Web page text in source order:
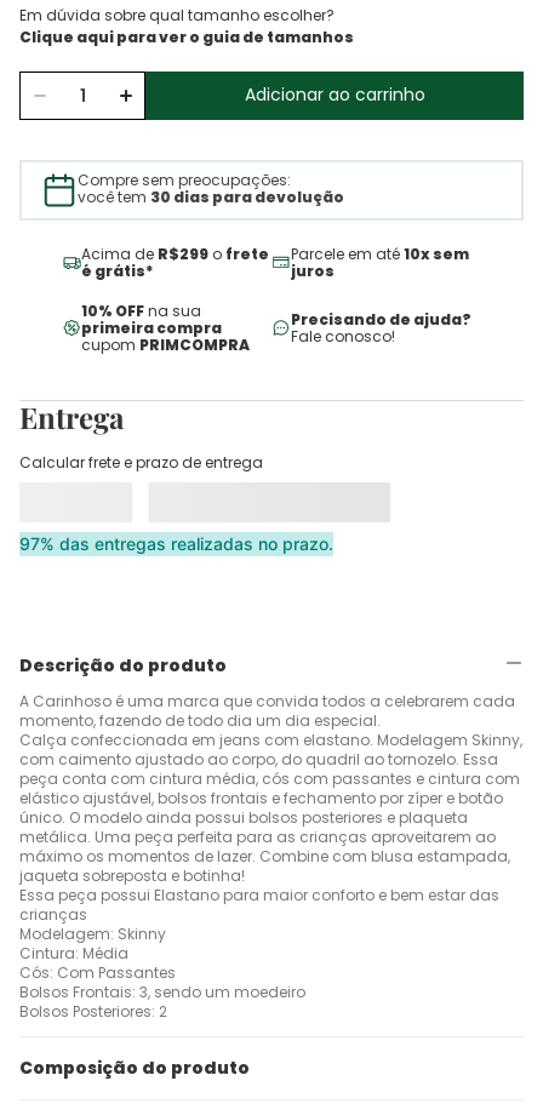
Em dúvida sobre qual tamanho escolher?
Adicionar ao carrinho
Compre sem preocupações:
você tem 30 dias para devolução
Acima de R$299 o frete
é grátis*
Parcele em até10x sem
juros
10% OFFna sua
primeira compra
cupom PRIMCOMPRA
Precisando de ajuda?
Fale conosco!
Entrega
Calcular frete e prazo de entrega
97% das entregas realizadas no prazo.
Descrição do produto
A Carinhoso é uma marca que convida todos a celebrarem cada
momento, fazendo de todo dia um dia especial.
Calça confeccionada em jeans com elastano. Modelagem Skinny,
com caimento ajustado ao corpo, do quadril ao tornozelo. Essa
peça conta com cintura média, cós com passantes e cintura com
elástico ajustável, bolsos frontais e fechamento por zíper e botão
único. O modelo ainda possui bolsos posteriores e plaqueta
metálica. Uma peça perfeita para as crianças aproveitarem ao
máximo os momentos de lazer. Combine com blusa estampada,
jaqueta sobreposta e botinha!
Essa peça possui Elastano para maior conforto e bem estar das
crianças
Modelagem: Skinny
Cintura: Média
Cós: Com Passantes
Bolsos Frontais: 3, sendo um moedeiro
Bolsos Posteriores: 2
Composição do produto